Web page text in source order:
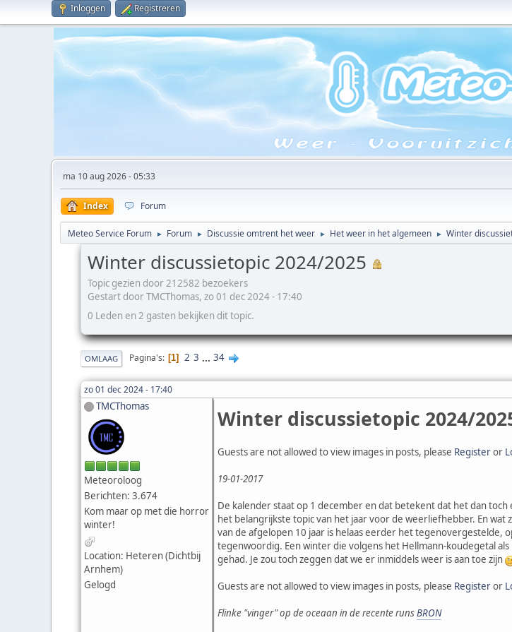
Inloggen Registreren
ma 10 aug 2026 - 05:33
Index Forum
Meteo Service Forum ► Forum ► Discussie omtrent het weer ► Het weer in het algemeen ► Winter
Winter discussietopic 2024/2025
Topic gezien door 212582 bezoekers
Gestart door TMCThomas, zo 01 dec 2024 - 17:40
0 Leden en 2 gasten bekijken dit topic.
OMLAAG Pagina's 1 2 3 ... 34
zo 01 dec 2024 - 17:40
TMCThomas
Meteoroloog
Berichten: 3.674
Kom maar op met die horror
winter!
Location: Heteren (Dichtbij
Arnhem)
Gelogd
Winter discussietopic 2024/
Guests are not allowed to view images in posts, please Registeror
19-01-2017
De kalender staat op 1 december en dat betekent dat het dan
het belangrijkste topic van het jaar voor de weerliefhebber. En
van de afgelopen 10 jaar is helaas eerder het
tegenwoordig. Een winter die volgens het Hellmann-koudegetal
gehad. Je zou toch zeggen dat we er inmiddels weer is aan toe zijn
Guests are not allowed to view images in posts, please Registeror
Flinke "vinger" op de oceaan in de recente runsBRON